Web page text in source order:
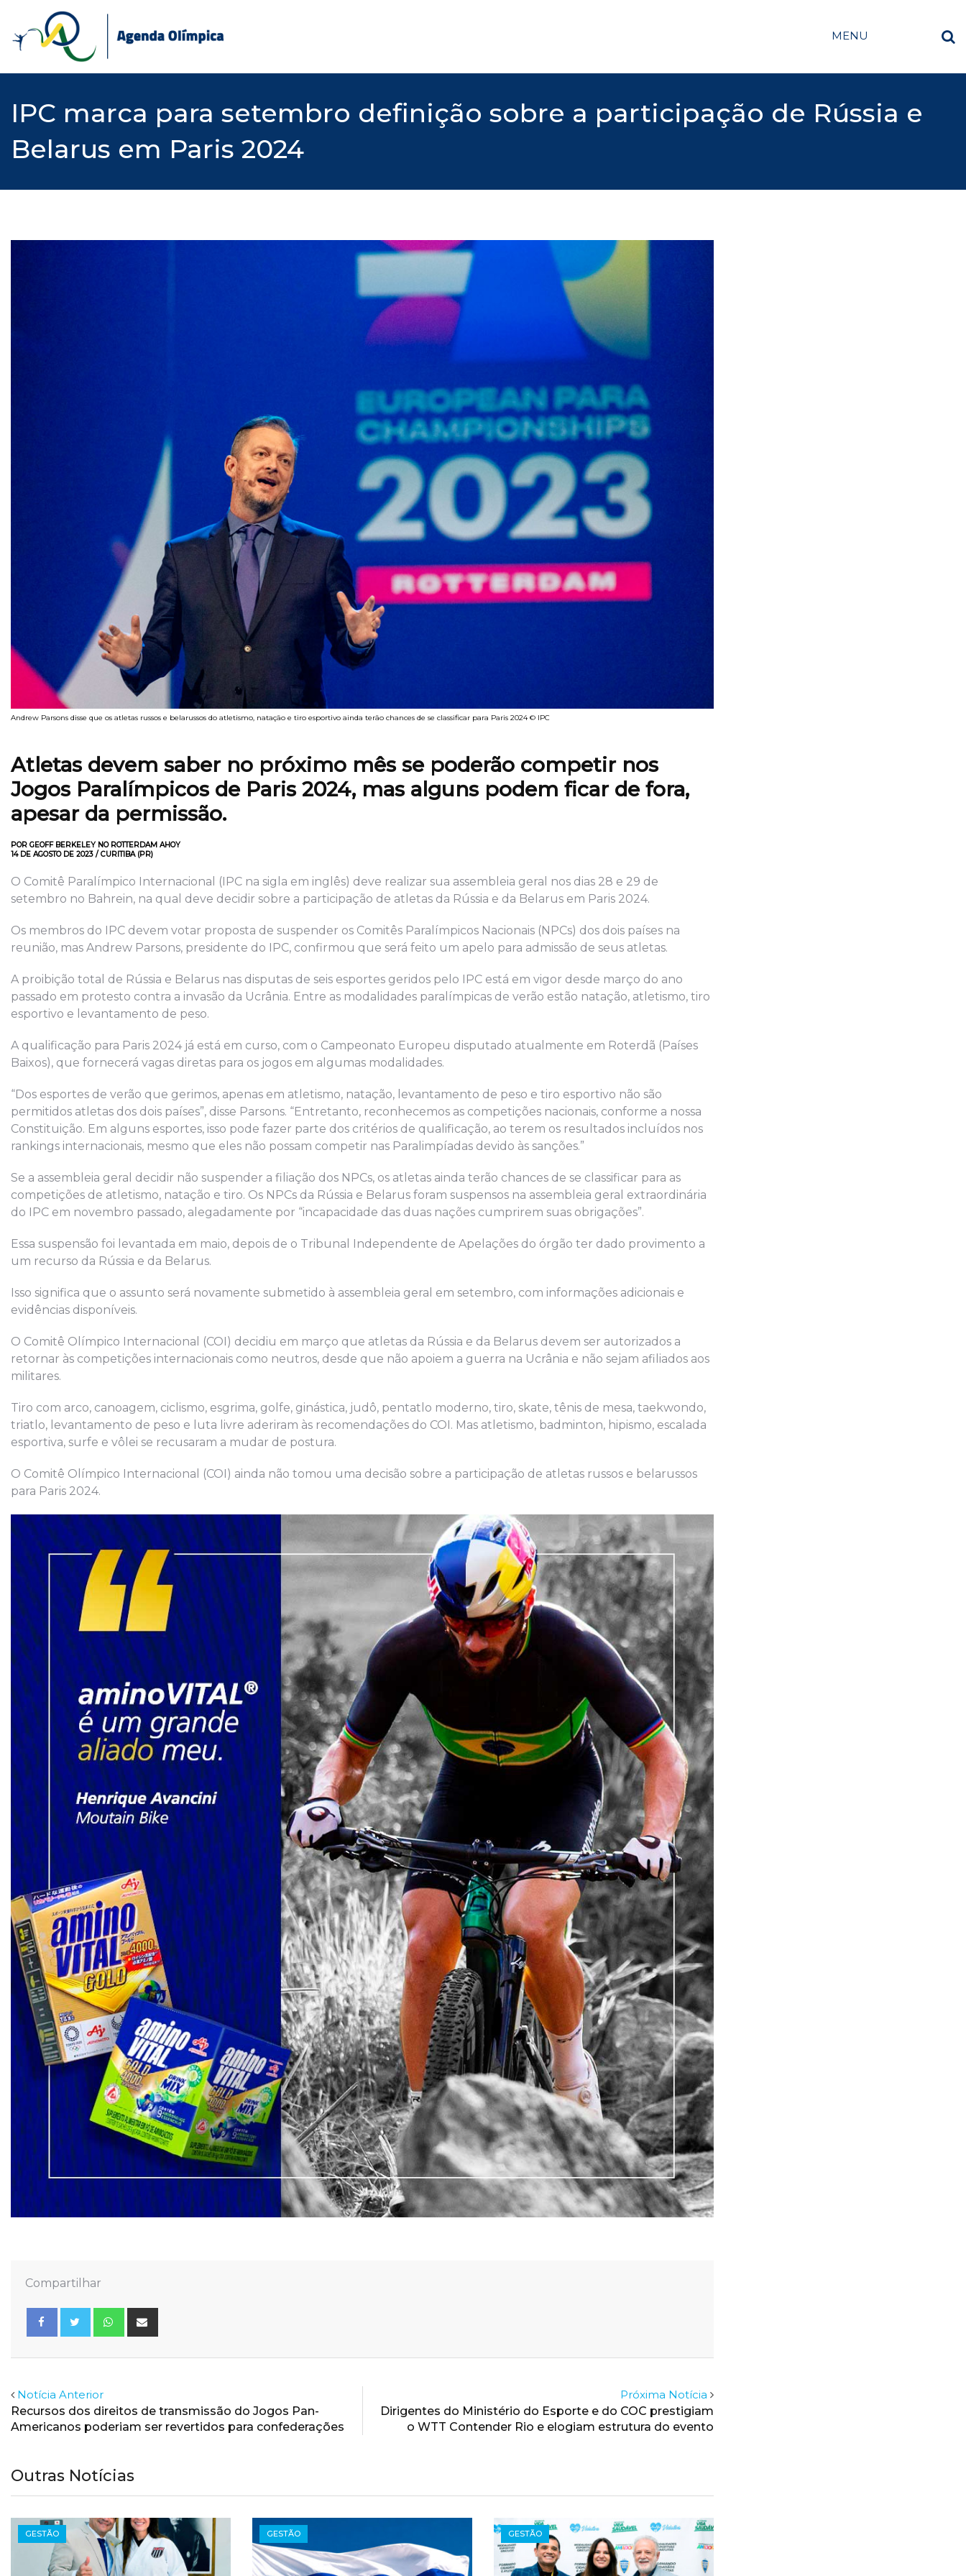
content
MENU
IPC marca para setembro definição sobre a participação de Rússia e
Belarus em Paris 2024
Andrew Parsons disse que os atletas russos e belarussos do atletismo, natação e tiro esportivo ainda terão chances de se classificar para Paris 2024 © IPC
Atletas devem saber no próximo mês se poderão competir nos
Jogos Paralímpicos de Paris 2024, mas alguns podem ficar de fora,
apesar da permissão.
POR GEOFF BERKELEY NO ROTTERDAM AHOY
14 DE AGOSTO DE 2023 / CURITIBA (PR)
O Comitê Paralímpico Internacional (IPC na sigla em inglês) deve realizar sua assembleia geral nos dias 28 e 29 de
setembro no Bahrein, na qual deve decidir sobre a participação de atletas da Rússia e da Belarus em Paris 2024.
Os membros do IPC devem votar proposta de suspender os Comitês Paralímpicos Nacionais (NPCs) dos dois países na
reunião, mas Andrew Parsons, presidente do IPC, confirmou que será feito um apelo para admissão de seus atletas.
A proibição total de Rússia e Belarus nas disputas de seis esportes geridos pelo IPC está em vigor desde março do ano
passado em protesto contra a invasão da Ucrânia. Entre as modalidades paralímpicas de verão estão natação, atletismo, tiro
esportivo e levantamento de peso.
A qualificação para Paris 2024 já está em curso, com o Campeonato Europeu disputado atualmente em Roterdã (Países
Baixos), que fornecerá vagas diretas para os jogos em algumas modalidades.
“Dos esportes de verão que gerimos, apenas em atletismo, natação, levantamento de peso e tiro esportivo não são
permitidos atletas dos dois países”, disse Parsons. “Entretanto, reconhecemos as competições nacionais, conforme a nossa
Constituição. Em alguns esportes, isso pode fazer parte dos critérios de qualificação, ao terem os resultados incluídos nos
rankings internacionais, mesmo que eles não possam competir nas Paralimpíadas devido às sanções.”
Se a assembleia geral decidir não suspender a filiação dos NPCs, os atletas ainda terão chances de se classificar para as
competições de atletismo, natação e tiro. Os NPCs da Rússia e Belarus foram suspensos na assembleia geral extraordinária
do IPC em novembro passado, alegadamente por “incapacidade das duas nações cumprirem suas obrigações”.
Essa suspensão foi levantada em maio, depois de o Tribunal Independente de Apelações do órgão ter dado provimento a
um recurso da Rússia e da Belarus.
Isso significa que o assunto será novamente submetido à assembleia geral em setembro, com informações adicionais e
evidências disponíveis.
O Comitê Olímpico Internacional (COI) decidiu em março que atletas da Rússia e da Belarus devem ser autorizados a
retornar às competições internacionais como neutros, desde que não apoiem a guerra na Ucrânia e não sejam afiliados aos
militares.
Tiro com arco, canoagem, ciclismo, esgrima, golfe, ginástica, judô, pentatlo moderno, tiro, skate, tênis de mesa, taekwondo,
triatlo, levantamento de peso e luta livre aderiram às recomendações do COI. Mas atletismo, badminton, hipismo, escalada
esportiva, surfe e vôlei se recusaram a mudar de postura.
O Comitê Olímpico Internacional (COI) ainda não tomou uma decisão sobre a participação de atletas russos e belarussos
para Paris 2024.
Compartilhar
Whatsapp
Notícia Anterior
Recursos dos direitos de transmissão do Jogos Pan-
Americanos poderiam ser revertidos para confederações
Próxima Notícia
Dirigentes do Ministério do Esporte e do COC prestigiam
o WTT Contender Rio e elogiam estrutura do evento
Outras Notícias
GESTÃO GESTÃO GESTÃO